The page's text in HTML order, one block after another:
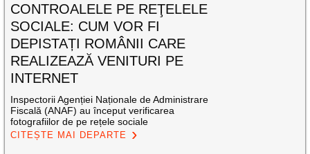
CONTROALELE PE REŢELELE
SOCIALE: CUM VOR FI
DEPISTAȚI ROMÂNII CARE
REALIZEAZĂ VENITURI PE
INTERNET
Inspectorii Agenției Naționale de Administrare
Fiscală (ANAF) au început verificarea
fotografiilor de pe rețele sociale
CITEȘTE MAI DEPARTE